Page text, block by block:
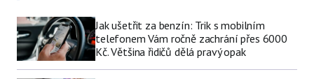
Jak ušetřit za benzín: Trik s mobilním
telefonem Vám ročně zachrání přes 6000
Kč. Většina řidičů dělá pravý opak